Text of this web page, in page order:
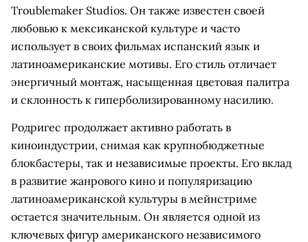
Troublemaker Studios. Он также известен своей
любовью к мексиканской культуре и часто
использует в своих фильмах испанский язык и
латиноамериканские мотивы. Его стиль отличает
энергичный монтаж, насыщенная цветовая палитра
и склонность к гиперболизированному насилию.
Родригес продолжает активно работать в
киноиндустрии, снимая как крупнобюджетные
блокбастеры, так и независимые проекты. Его вклад
в развитие жанрового кино и популяризацию
латиноамериканской культуры в мейнстриме
остается значительным. Он является одной из
ключевых фигур американского независимого